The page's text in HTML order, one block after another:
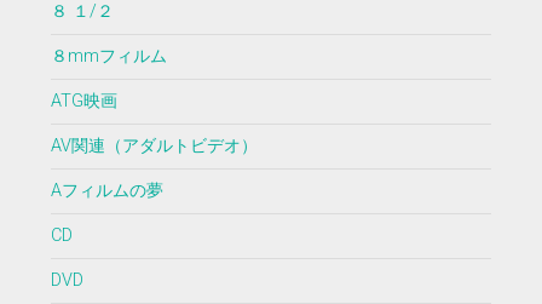
８ １/２
８mmフィルム
ATG映画
AV関連（アダルトビデオ）
Aフィルムの夢
CD
DVD